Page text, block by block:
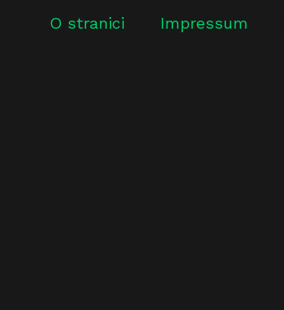
O stranici Impressum